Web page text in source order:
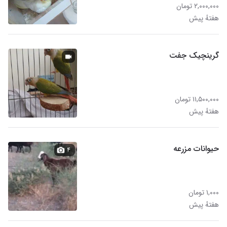
۲,۰۰۰,۰۰۰ تومان
هفتهٔ پیش
گرینچیک جفت
۱۱,۵۰۰,۰۰۰ تومان
هفتهٔ پیش
حیوانات مزرعه
۱,۰۰۰ تومان
هفتهٔ پیش
۴